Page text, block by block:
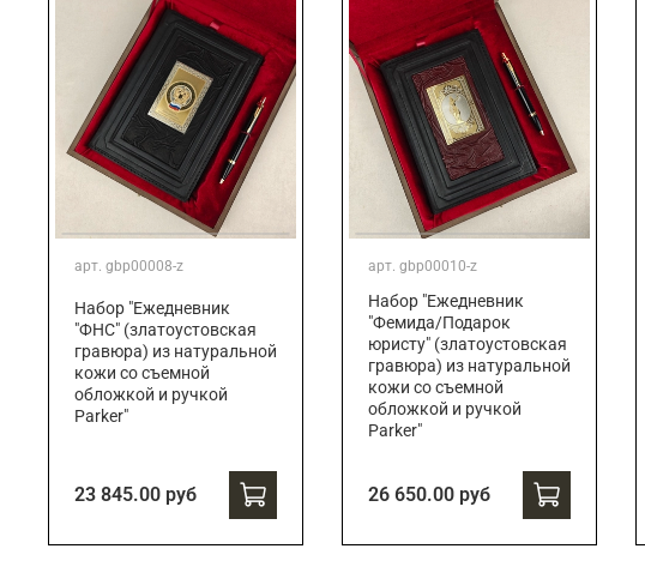
арт. gbp00008-z
Набор "Ежедневник
"ФНС" (златоустовская
гравюра) из натуральной
кожи со съемной
обложкой и ручкой
Parker"
23 845.00 руб
арт. gbp00010-z
Набор "Ежедневник
"Фемида/Подарок
юристу" (златоустовская
гравюра) из натуральной
кожи со съемной
обложкой и ручкой
Parker"
26 650.00 руб